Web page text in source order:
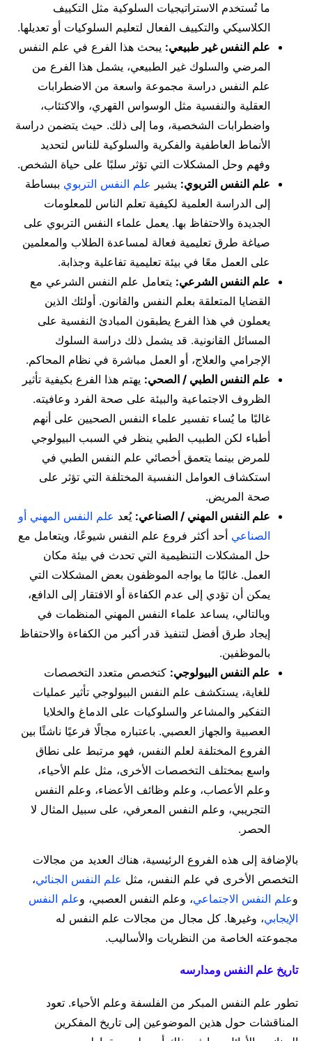
ما تُستخدم الاستراتيجيات السلوكية مثل التكييف
الكلاسيكي والتكييف الفعال لتعليم السلوكيات أو تعديلها.
علم النفس غير طبيعي: يبحث هذا الفرع في علم النفس
المرضي والسلوك غير الطبيعي، يشمل هذا الفرع من
علم النفس دراسة مجموعة واسعة من الاضطرابات
العقلية والنفسية مثل الوسواس القهري، والاكتئاب،
واضطرابات الشخصية، وما إلى ذلك. حيث يتضمن دراسة
الأنماط العاطفية والفكرية والسلوكية للناس لتحديد
وفهم وحل المشكلات التي تؤثر سلبًا على حياة الشخص.
علم النفس التربوي: يشير علم النفس التربوي ببساطة
إلى الدراسة العلمية لكيفية تعلم الناس للمعلومات
الجديدة والاحتفاظ بها. يعمل علماء النفس التربوي على
صياغة طرق تعليمية فعالة لمساعدة الطلاب والمعلمين
على العمل معًا في بيئة تعليمية تفاعلية وجذابة.
علم النفس الشرعي: يتعامل علم النفس الشرعي مع
القضايا المتعلقة بعلم النفس والقانون. أولئك الذين
يعملون في هذا الفرع يطبقون المبادئ النفسية على
المسائل القانونية. قد يشمل ذلك دراسة السلوك
الإجرامي والعلاج، أو العمل مباشرة في نظام المحاكم.
علم النفس الطبي / الصحي: يهتم هذا الفرع بكيفية تأثير
الظروف الاجتماعية والبيئة على صحة الفرد وعافيته.
غالبًا ما يُساء تفسير علماء النفس الصحيين على أنهم
أطباء لكن الطبيب الطبي ينظر في السبب البيولوجي
للمرض بينما يتعمق أخصائي علم النفس الطبي في
استكشاف العوامل النفسية المختلفة التي تؤثر على
صحة المريض.
علم النفس المهني / الصناعي: يُعد علم النفس المهني أو
الصناعي أحد أكثر فروع علم النفس شيوعًا، ويتعامل مع
حل المشكلات التنظيمية التي تحدث في بيئة مكان
العمل. غالبًا ما يواجه الموظفون بعض المشكلات التي
يمكن أن تؤدي إلى عدم الكفاءة أو الافتقار إلى الدافع،
وبالتالي، يساعد علماء النفس المهني المنظمات في
إيجاد طرق أفضل لتنفيذ قدر أكبر من الكفاءة والاحتفاظ
بالموظفين.
علم النفس البيولوجي: كتخصص متعدد التخصصات
للغاية، يستكشف علم النفس البيولوجي تأثير عمليات
التفكير والمشاعر والسلوكيات على الدماغ والخلايا
العصبية والجهاز العصبي. باعتباره مجالًا فرعيًا ناشئًا بين
الفروع المختلفة لعلم النفس، فهو مرتبط على نطاق
واسع بمختلف التخصصات الأخرى، مثل علم الأحياء،
وعلم الأعصاب، وعلم وظائف الأعضاء، وعلم النفس
التجريبي، وعلم النفس المعرفي، على سبيل المثال لا
الحصر.
بالإضافة إلى هذه الفروع الرئيسية، هناك العديد من مجالات
التخصص الأخرى في علم النفس، مثل علم النفس الجنائي،
وعلم النفس الاجتماعي، وعلم النفس العصبي، وعلم النفس
الإيجابي، وغيرها. كل مجال من مجالات علم النفس له
مجموعته الخاصة من النظريات والأساليب.
تاريخ علم النفس ومدارسه
تطور علم النفس المبكر من الفلسفة وعلم الأحياء. تعود
المناقشات حول هذين الموضوعين إلى تاريخ المفكرين